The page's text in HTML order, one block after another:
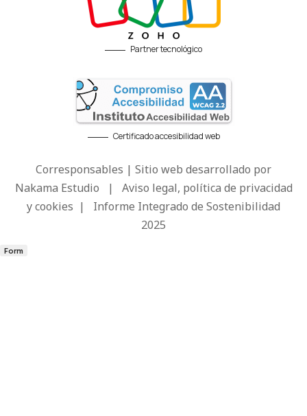
Partner tecnológico
Certificado accesibilidad web
Corresponsables | Sitio web desarrollado por
Nakama Estudio | Aviso legal, política de privacidad
y cookies | Informe Integrado de Sostenibilidad
2025
Form